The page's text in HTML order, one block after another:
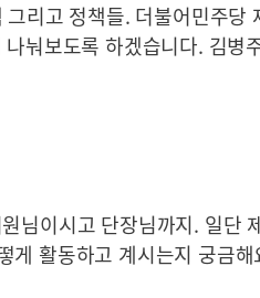
리고 정책들. 더불어민주당
눠보도록 하겠습니다. 김병
님이시고 단장님까지. 일단
게 활동하고 계시는지 궁금해